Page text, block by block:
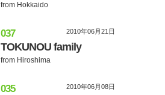
from Hokkaido
2010年06月21日
037
TOKUNOU family
from Hiroshima
2010年06月08日
035